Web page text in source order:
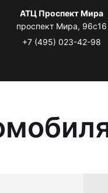
АТЦ Проспект Мира
проспект Мира, 96с16
+7 (495) 023-42-98